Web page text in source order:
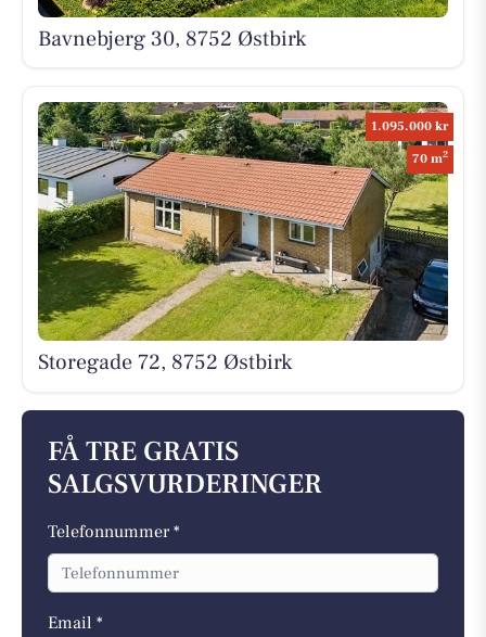
Bavnebjerg 30, 8752 Østbirk
1.095.000 kr
70 m2
Storegade 72, 8752 Østbirk
FÅ TRE GRATIS
SALGSVURDERINGER
Telefonnummer *
Email *